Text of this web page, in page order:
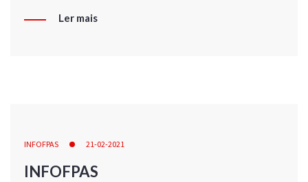
Ler mais
INFOFPAS 21-02-2021
INFOFPAS